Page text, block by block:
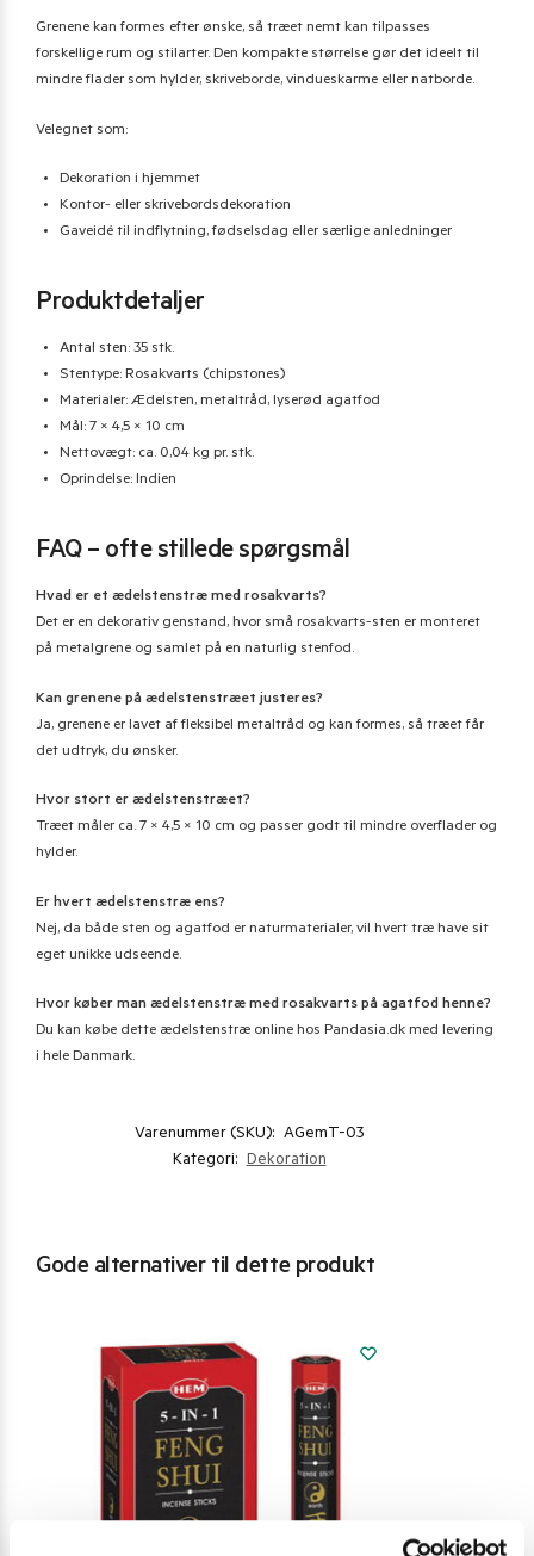
Grenene kan formes efter ønske, så træet nemt kan tilpasses
forskellige rum og stilarter. Den kompakte størrelse gør det ideelt til
mindre flader som hylder, skriveborde, vindueskarme eller natborde.
Velegnet som:
Dekoration i hjemmet
Kontor- eller skrivebordsdekoration
Gaveidé til indflytning, fødselsdag eller særlige anledninger
Produktdetaljer
Antal sten: 35 stk.
Stentype: Rosakvarts (chipstones)
Materialer: Ædelsten, metaltråd, lyserød agatfod
Mål: 7 × 4,5 × 10 cm
Nettovægt: ca. 0,04 kg pr. stk.
Oprindelse: Indien
FAQ – ofte stillede spørgsmål
Hvad er et ædelstenstræ med rosakvarts?
Det er en dekorativ genstand, hvor små rosakvarts-sten er monteret
på metalgrene og samlet på en naturlig stenfod.
Kan grenene på ædelstenstræet justeres?
Ja, grenene er lavet af fleksibel metaltråd og kan formes, så træet får
det udtryk, du ønsker.
Hvor stort er ædelstenstræet?
Træet måler ca. 7 × 4,5 × 10 cm og passer godt til mindre overflader og
hylder.
Er hvert ædelstenstræ ens?
Nej, da både sten og agatfod er naturmaterialer, vil hvert træ have sit
eget unikke udseende.
Hvor køber man ædelstenstræ med rosakvarts på agatfod henne?
Du kan købe dette ædelstenstræ online hos Pandasia.dk med levering
i hele Danmark.
Varenummer (SKU): AGemT-03
Kategori: Dekoration
Gode alternativer til dette produkt